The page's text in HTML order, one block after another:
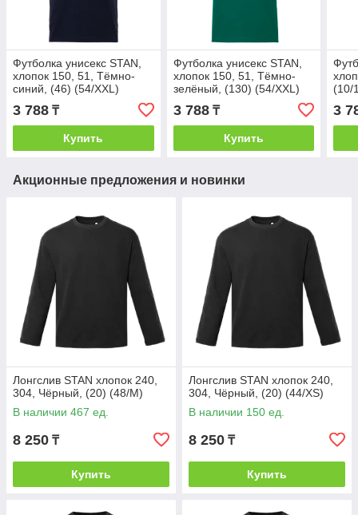
Футболка унисекс STAN,
хлопок 150, 51, Тёмно-
синий, (46) (54/XXL)
3 788 ₸
Купить
Футболка унисекс STAN,
хлопок 150, 51, Тёмно-
зелёный, (130) (54/XXL)
3 788₸
Купить
(10/
3
Акционные предложения и новинки
Лонгслив STAN хлопок 240,
304, Чёрный, (20) (48/M)
В наличии 467 ед.
8 250 ₸
Купить
Лонгслив STAN хлопок 240,
304, Чёрный, (20) (44/XS)
В наличии 150 ед.
8 250 ₸
Купить